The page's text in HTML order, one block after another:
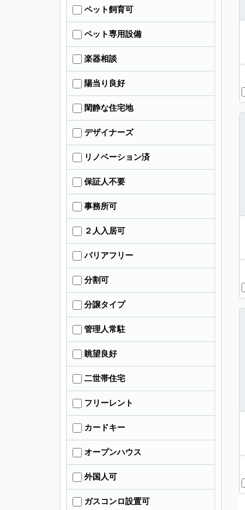
ペット飼育可
ペット専用設備
楽器相談
陽当り良好
閑静な住宅地
デザイナーズ
リノベーション済
保証人不要
事務所可
２人入居可
バリアフリー
分割可
分譲タイプ
管理人常駐
眺望良好
二世帯住宅
フリーレント
カードキー
オープンハウス
外国人可
ガスコンロ設置可